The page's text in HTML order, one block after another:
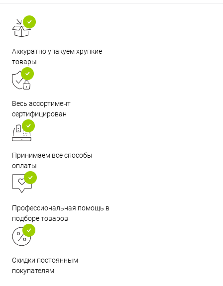
Аккуратно упакуем хрупкие
товары
Весь ассортимент
сертифицирован
Принимаем все способы
оплаты
Профессиональная помощь в
подборе товаров
Скидки постоянным
покупателям